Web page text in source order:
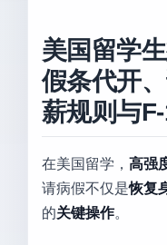
美国留学
假条代开
薪规则与
在美国留学，高强
请病假不仅是恢复
的关键操作。